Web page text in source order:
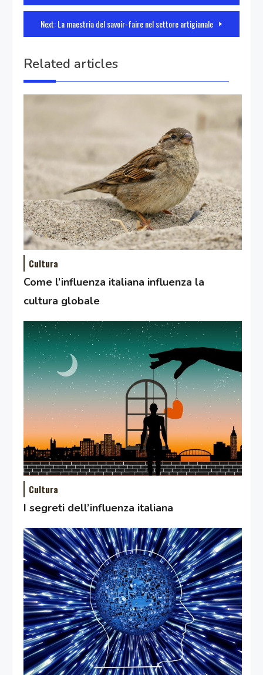
articoli
Next:La maestria del savoir-faire nel settore artigianale
Related articles
Cultura
Come l’influenza italiana influenza la
cultura globale
Cultura
I segreti dell’influenza italiana